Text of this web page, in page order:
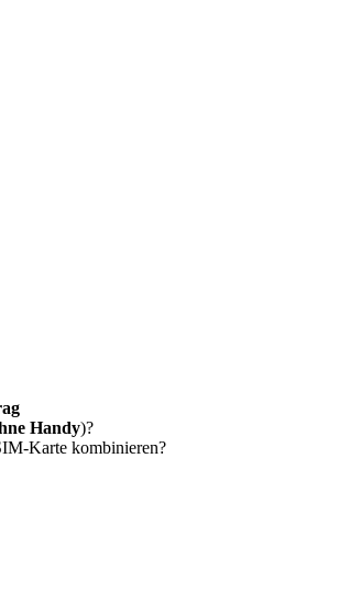
Handy)?
Karte kombinieren?